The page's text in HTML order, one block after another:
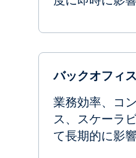
バックオフィ
業務効率、コ
ス、スケーラ
て長期的に影響